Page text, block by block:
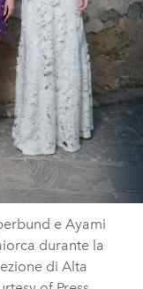
e Ayami
durante la
di Alta